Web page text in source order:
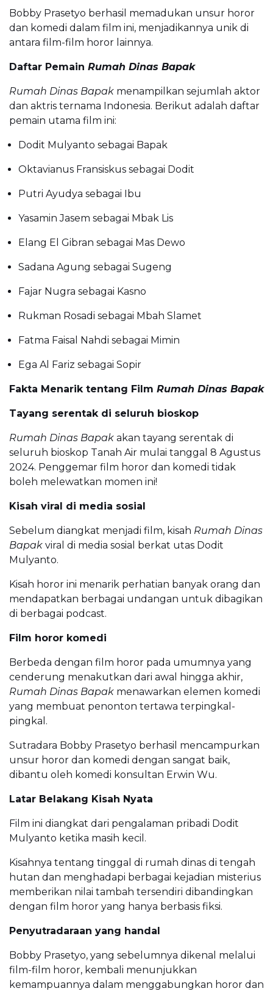
Bobby Prasetyo berhasil memadukan unsur horor
dan komedi dalam film ini, menjadikannya unik di
antara film-film horor lainnya.
Daftar Pemain Rumah Dinas Bapak
Rumah Dinas Bapak menampilkan sejumlah aktor
dan aktris ternama Indonesia. Berikut adalah daftar
pemain utama film ini:
Dodit Mulyanto sebagai Bapak
Oktavianus Fransiskus sebagai Dodit
Putri Ayudya sebagai Ibu
Yasamin Jasem sebagai Mbak Lis
Elang El Gibran sebagai Mas Dewo
Sadana Agung sebagai Sugeng
Fajar Nugra sebagai Kasno
Rukman Rosadi sebagai Mbah Slamet
Fatma Faisal Nahdi sebagai Mimin
Ega Al Fariz sebagai Sopir
Fakta Menarik tentang Film Rumah Dinas Bapak
Tayang serentak di seluruh bioskop
Rumah Dinas Bapak akan tayang serentak di
seluruh bioskop Tanah Air mulai tanggal 8 Agustus
2024. Penggemar film horor dan komedi tidak
boleh melewatkan momen ini!
Kisah viral di media sosial
Sebelum diangkat menjadi film, kisah Rumah Dinas
Bapak viral di media sosial berkat utas Dodit
Mulyanto.
Kisah horor ini menarik perhatian banyak orang dan
mendapatkan berbagai undangan untuk dibagikan
di berbagai podcast.
Film horor komedi
Berbeda dengan film horor pada umumnya yang
cenderung menakutkan dari awal hingga akhir,
Rumah Dinas Bapak menawarkan elemen komedi
yang membuat penonton tertawa terpingkal-
pingkal.
Sutradara Bobby Prasetyo berhasil mencampurkan
unsur horor dan komedi dengan sangat baik,
dibantu oleh komedi konsultan Erwin Wu.
Latar Belakang Kisah Nyata
Film ini diangkat dari pengalaman pribadi Dodit
Mulyanto ketika masih kecil.
Kisahnya tentang tinggal di rumah dinas di tengah
hutan dan menghadapi berbagai kejadian misterius
memberikan nilai tambah tersendiri dibandingkan
dengan film horor yang hanya berbasis fiksi.
Penyutradaraan yang handal
Bobby Prasetyo, yang sebelumnya dikenal melalui
film-film horor, kembali menunjukkan
kemampuannya dalam menggabungkan horor dan